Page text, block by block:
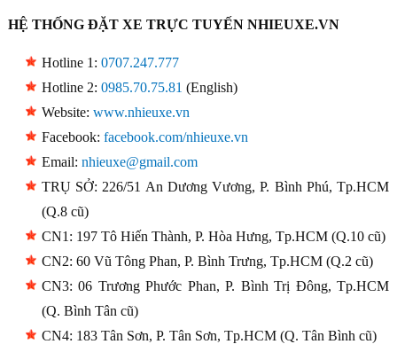
HỆ THỐNG ĐẶT XE TRỰC TUYẾN NHIEUXE.VN
Hotline 1: 0707.247.777
Hotline 2: 0985.70.75.81 (English)
Website: www.nhieuxe.vn
Facebook: facebook.com/nhieuxe.vn
Email: nhieuxe@gmail.com
TRỤ SỞ: 226/51 An Dương Vương, P. Bình Phú, Tp.HCM
(Q.8 cũ)
CN1: 197 Tô Hiến Thành, P. Hòa Hưng, Tp.HCM (Q.10 cũ)
CN2: 60 Vũ Tông Phan, P. Bình Trưng, Tp.HCM (Q.2 cũ)
CN3: 06 Trương Phước Phan, P. Bình Trị Đông, Tp.HCM
(Q. Bình Tân cũ)
CN4: 183 Tân Sơn, P. Tân Sơn, Tp.HCM (Q. Tân Bình cũ)